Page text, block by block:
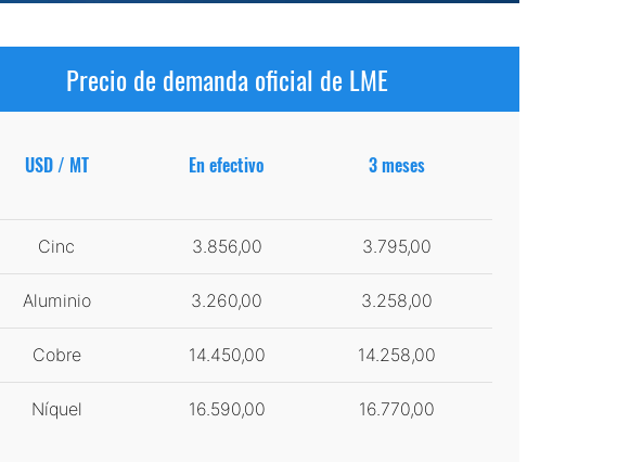
Precio de demanda oficial de LME
USD / MT En efectivo 3 meses
Cinc 3.856,00 3.795,00
Aluminio 3.260,00 3.258,00
Cobre 14.450,00 14.258,00
Níquel 16.590,00 16.770,00